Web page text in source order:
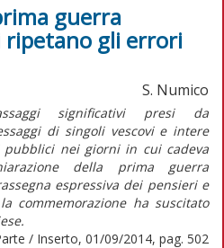
guerra
ripetano gli errori
S. Numico
significativi presi da
di singoli vescovi e intere
pubblici nei giorni in cui cadeva
della prima guerra
espressiva dei pensieri e
commemorazione ha suscitato
/ Inserto, 01/09/2014, pag. 502